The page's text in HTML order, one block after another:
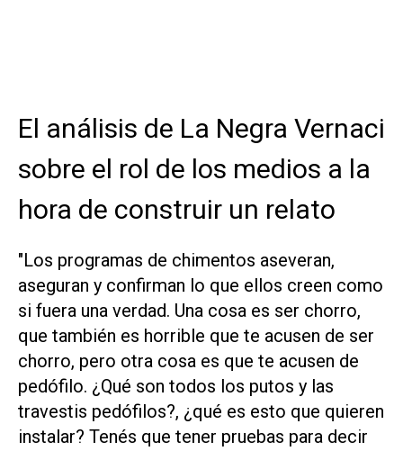
El análisis de La Negra Vernaci
sobre el rol de los medios a la
hora de construir un relato
"Los programas de chimentos aseveran,
aseguran y confirman lo que ellos creen como
si fuera una verdad. Una cosa es ser chorro,
que también es horrible que te acusen de ser
chorro, pero otra cosa es que te acusen de
pedófilo. ¿Qué son todos los putos y las
travestis pedófilos?, ¿qué es esto que quieren
instalar? Tenés que tener pruebas para decir